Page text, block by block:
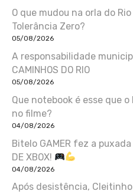
O que mudou na orla do
Tolerância Zero?
05/08/2026
A responsabilidade
CAMINHOS DO RIO
05/08/2026
Que notebook é esse que
no filme?
04/08/2026
Bitelo GAMER fez a puxada
DE XBOX!
04/08/2026
Após desistência,